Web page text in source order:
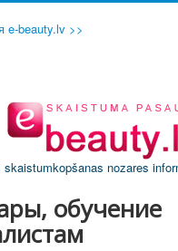
e-beauty.lv >>
skaistumkopšanas nozares
обучение